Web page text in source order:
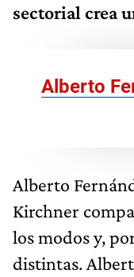
sectorial crea
Alberto
Alberto
Kirchner
los modos y,
distintas.